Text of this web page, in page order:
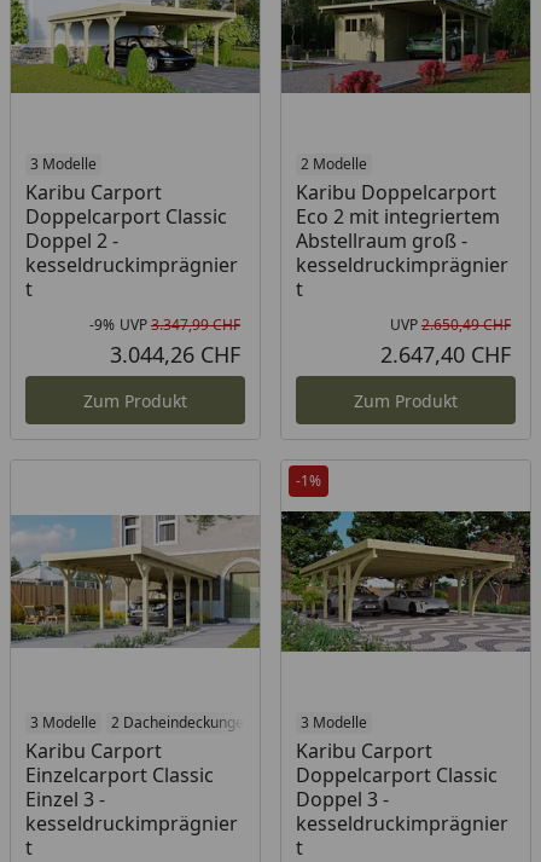
3 Modelle
Karibu Carport
Doppelcarport Classic
Doppel 2 -
kesseldruckimprägnier
t
Rabatt in Prozent
-9%
Ursprünglicher Preis
UVP3.347,99 CHF
3.044,26 CHF
Zum Produkt
2 Modelle
Karibu Doppelcarport
Eco 2 mit integriertem
Abstellraum groß -
kesseldruckimprägnier
t
UVP2.650,49 CHF
2.647,40 CHF
Zum Produkt
3 Modelle 2 Dacheindeckungen
Karibu Carport
Einzelcarport Classic
Einzel 3 -
kesseldruckimprägnier
t
-1%
3 Modelle
Karibu Carport
Doppelcarport Classic
Doppel 3 -
kesseldruckimprägnier
t